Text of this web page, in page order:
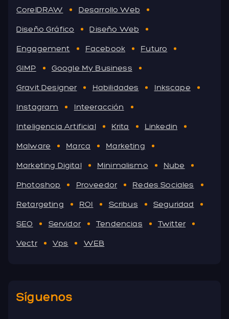
CorelDRAW
Desarrollo Web
Diseño Gráfico
Diseño Web
Engagement
Facebook
Futuro
GIMP
Google My Business
Gravit Designer
Habilidades
Inkscape
Instagram
Inteeracción
Inteligencia Artificial
Krita
Linkedin
Malware
Marca
Marketing
Marketing Digital
Minimalismo
Nube
Photoshop
Proveedor
Redes Sociales
Retargeting
ROI Scribus
Seguridad
SEO
Servidor Tendencias
Twitter
Vectr
Vps WEB
Síguenos